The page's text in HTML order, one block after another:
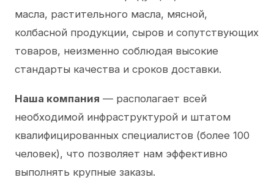
масла, растительного масла, мясной,
колбасной продукции, сыров и сопутствующих
товаров, неизменно соблюдая высокие
стандарты качества и сроков доставки.
Наша компания — располагает всей
необходимой инфраструктурой и штатом
квалифицированных специалистов (более 100
человек), что позволяет нам эффективно
выполнять крупные заказы.